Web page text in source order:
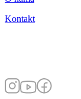
Kontakt